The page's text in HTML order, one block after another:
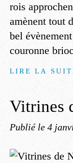
rois
amènent tout
bel
couronne
LIRE LA
Vitrines
Publié le 4